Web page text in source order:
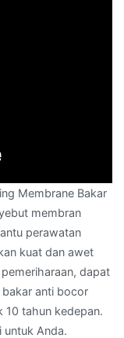
Membrane Bakar
membran
perawatan
kuat dan awet
dapat
anti bocor
10 tahun kedepan.
untuk Anda.